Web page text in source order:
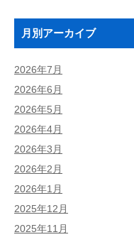
月別アーカイブ
2026年7月
2026年6月
2026年5月
2026年4月
2026年3月
2026年2月
2026年1月
2025年12月
2025年11月